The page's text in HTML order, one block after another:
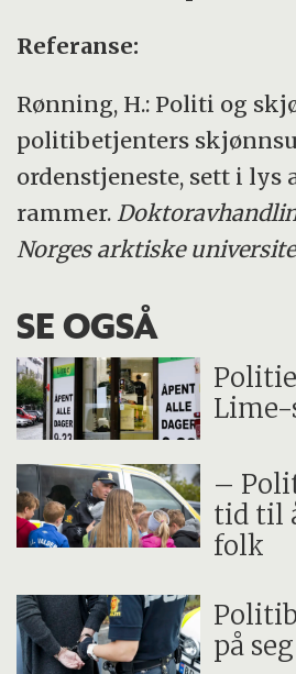
Referanse:
Rønning, H.: Politi og
politibetjenters
ordenstjeneste, sett i lys
rammer.
Norges arktiske
SE OGSÅ
Lime-
–
tid til
folk
på